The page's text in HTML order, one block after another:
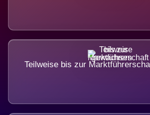
Teilweise bis zur